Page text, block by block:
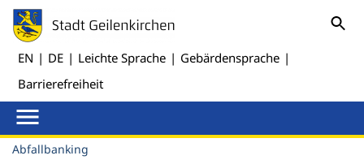
EN | DE | Leichte Sprache | Gebärdensprache |
Barrierefreiheit
Abfallbanking